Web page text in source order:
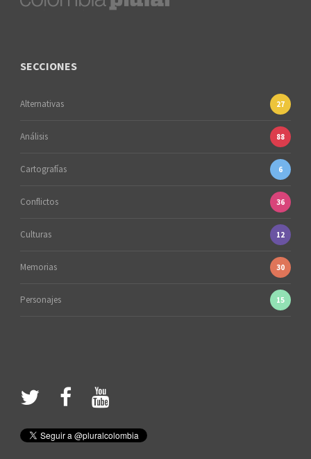
SECCIONES
Alternativas 27
Análisis 88
Cartografías 6
Conflictos 36
Culturas 12
Memorias 30
Personajes 15